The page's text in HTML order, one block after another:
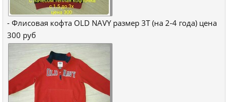
- Флисовая кофта OLD NAVY размер 3T (на 2-4 года) цена
300 руб